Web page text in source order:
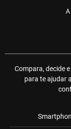
Compara, decide
para te ajudar